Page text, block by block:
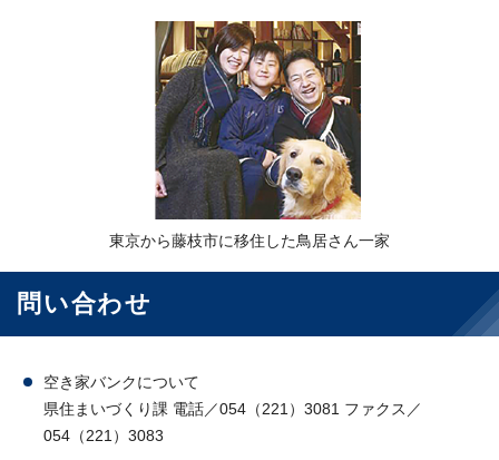
東京から藤枝市に移住した鳥居さん一家
問い合わせ
空き家バンクについて
県住まいづくり課 電話／054（221）3081 ファクス／
054（221）3083